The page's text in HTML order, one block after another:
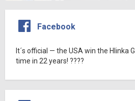
Facebook
It´s official — the USA win the Hlinka
time in 22 years! ????